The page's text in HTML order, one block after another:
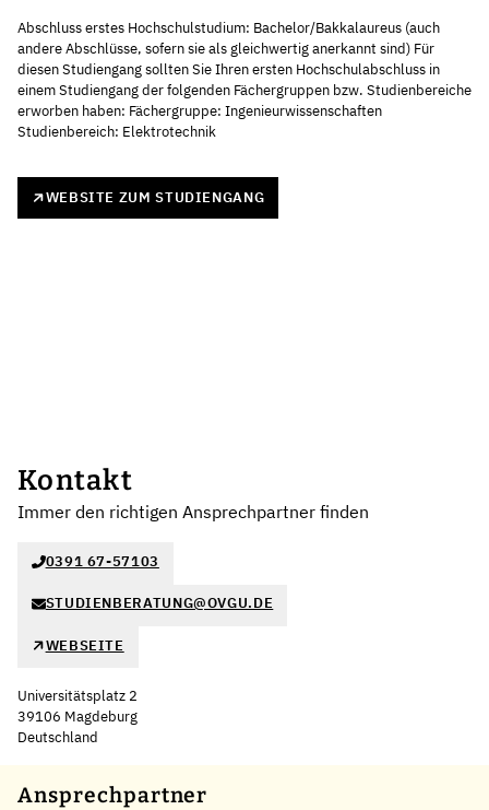
Abschluss erstes Hochschulstudium: Bachelor/Bakkalaureus (auch
andere Abschlüsse, sofern sie als gleichwertig anerkannt sind) Für
diesen Studiengang sollten Sie Ihren ersten Hochschulabschluss in
einem Studiengang der folgenden Fächergruppen bzw. Studienbereiche
erworben haben: Fächergruppe: Ingenieurwissenschaften
Studienbereich: Elektrotechnik
WEBSITE ZUM STUDIENGANG
Kontakt
Immer den richtigen Ansprechpartner finden
0391 67-57103
STUDIENBERATUNG@OVGU.DE
WEBSEITE
Universitätsplatz 2
39106 Magdeburg
Deutschland
+
Ansprechpartner